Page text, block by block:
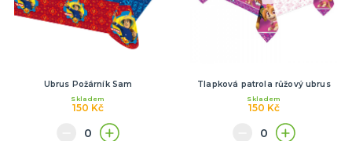
Ubrus Požárník Sam
150 Kč
Skladem
Tlapková patrola růžový ubrus
150 Kč
Skladem